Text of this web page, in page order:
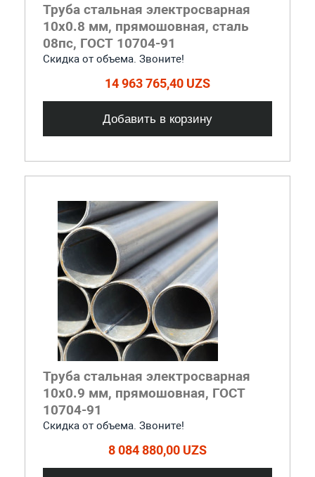
Труба стальная электросварная
10x0.8 мм, прямошовная, сталь
08пс, ГОСТ 10704-91
Скидка от объема. Звоните!
14 963 765,40 UZS
Добавить в корзину
Труба стальная электросварная
10x0.9 мм, прямошовная, ГОСТ
10704-91
Скидка от объема. Звоните!
8 084 880,00 UZS